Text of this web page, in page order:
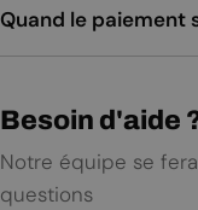
Quand le
Besoin d'aide
Notre équipe se
questions